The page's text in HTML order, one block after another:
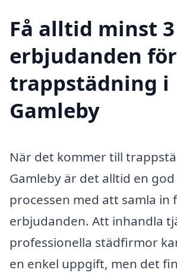
Få alltid minst 3
erbjudanden för
trappstädning i
Gamleby
När det kommer till
Gamleby är det alltid en
processen med att samla in
erbjudanden. Att inhandla
professionella städfirmor
en enkel uppgift, men det